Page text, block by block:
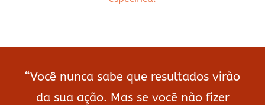
“Você nunca sabe que resultados virão
da sua ação. Mas se você não fizer